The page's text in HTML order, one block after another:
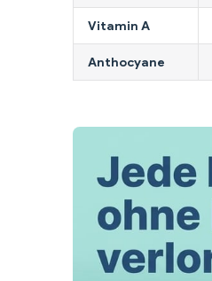
Vitamin A
Anthocyane